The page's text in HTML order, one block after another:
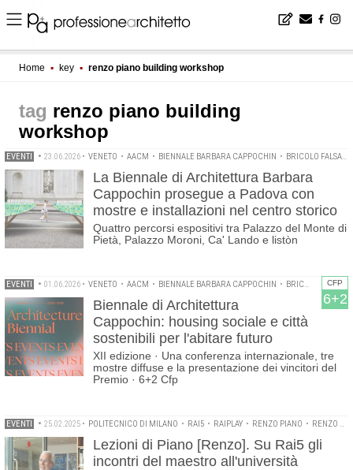
Home ▪ key ▪ renzo piano building workshop
renzo piano building
workshop
EVENTI • 23.06.2026 • VENETO • AACM • BIENNALE BARBARA CAPPOCHIN • BRICOLO FALSARELLA
La Biennale di Architettura Barbara
Cappochin prosegue a Padova con
mostre e installazioni nel centro storico
Quattro percorsi espositivi tra Palazzo del Monte di
Pietà, Palazzo Moroni, Ca' Lando e listòn
CFP
6+2
EVENTI • 01.06.2026 • VENETO • AACM • BIENNALE BARBARA CAPPOCHIN • BRICOLO FALSARELLA
Biennale di Architettura
Cappochin: housing sociale e città
sostenibili per l'abitare futuro
XII edizione · Una conferenza internazionale, tre
mostre diffuse e la presentazione dei vincitori del
Premio · 6+2 Cfp
EVENTI • 25.02.2025 • POLITECNICO DI MILANO • RAI5 • RAIPLAY • RENZO PIANO • RENZO PIANO BUILDING WORKSHOP
Lezioni di Piano [Renzo]. Su Rai5 gli
incontri del maestro all'università